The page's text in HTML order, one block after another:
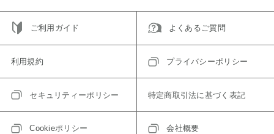
ご利用ガイド よくあるご質問
利用規約 プライバシーポリシー
セキュリティーポリシー 特定商取引法に基づく表記
Cookieポリシー 会社概要